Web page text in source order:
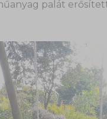
palát